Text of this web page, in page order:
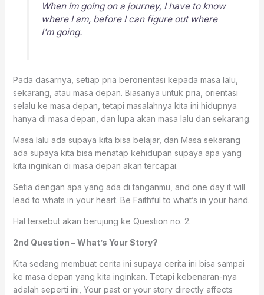
When im going on a journey, I have to know
where I am, before I can figure out where
I’m going.
Pada dasarnya, setiap pria berorientasi kepada masa lalu,
sekarang, atau masa depan. Biasanya untuk pria, orientasi
selalu ke masa depan, tetapi masalahnya kita ini hidupnya
hanya di masa depan, dan lupa akan masa lalu dan sekarang.
Masa lalu ada supaya kita bisa belajar, dan Masa sekarang
ada supaya kita bisa menatap kehidupan supaya apa yang
kita inginkan di masa depan akan tercapai.
Setia dengan apa yang ada di tanganmu, and one day it will
lead to whats in your heart. Be Faithful to what’s in your hand.
Hal tersebut akan berujung ke Question no. 2.
2nd Question – What’s Your Story?
Kita sedang membuat cerita ini supaya cerita ini bisa sampai
ke masa depan yang kita inginkan. Tetapi kebenaran-nya
adalah seperti ini, Your past or your story directly affects